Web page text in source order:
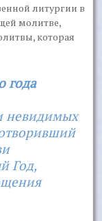
литургии в
молитве,
которая
года
невидимых
Год,